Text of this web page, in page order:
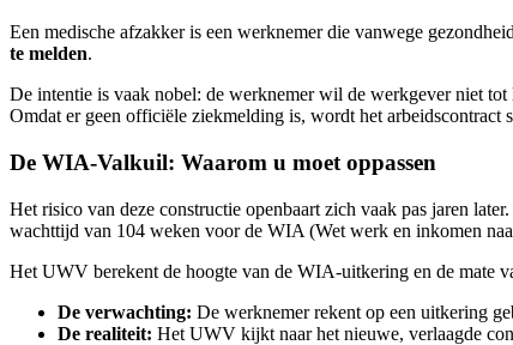
Een medische afzakker is een werknemer die vanwege
te melden.
De intentie is vaak nobel: de werknemer wil de werkgever niet
Omdat er geen officiële ziekmelding is, wordt het arbeidscontract
De WIA-Valkuil: Waarom u moet oppassen
Het risico van deze constructie openbaart zich vaak pas jaren
wachttijd van 104 weken voor de WIA (Wet werk en inkomen
Het UWV berekent de hoogte van de WIA-uitkering en de mate
De verwachting: De werknemer rekent op een uitkering
De realiteit: Het UWV kijkt naar het nieuwe, verlaagde